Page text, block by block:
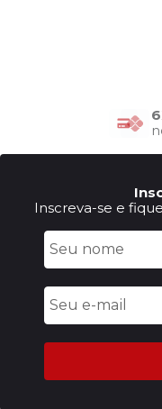
Inscreva-se e